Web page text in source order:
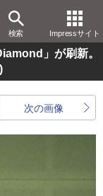
検索 Impressサイト
」が刷新。
次の画像